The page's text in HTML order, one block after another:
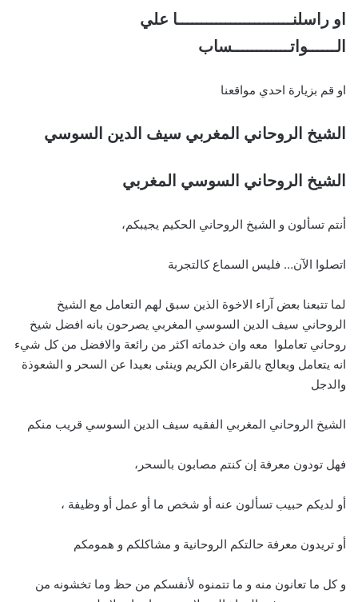
او راسلنــــــــــــــــــــــــا علي
الــــــواتــــــــــــساب
او قم بزيارة احدي مواقعنا
الشيخ الروحاني المغربي سيف الدين السوسي
الشيخ الروحاني السوسي المغربي
أنتم تسألون و الشيخ الروحاني الحكيم يجيبكم،
اتصلوا الآن… فليس السماع كالتجربة
لما تتبعنا بعض آراء الاخوة الذين سبق لهم التعامل مع الشيخ
الروحاني سيف الدين السوسي المغربي يصرحون بانه افضل شيخ
روحاني تعاملوا معه وان خدماته اكثر من رائعة والافضل من كل شيء
انه يتعامل ويعالج بالقرءان الكريم وينئى بعيدا عن السحر و الشعوذة
والدجل
الشيخ الروحاني المغربي الفقيه سيف الدين السوسي قريب منكم
فهل تودون معرفة إن كنتم مصابون بالسحر،
أو لديكم حبيب تسألون عنه أو شخص ما أو عمل أو وظيفة ،
أو تريدون معرفة حالتكم الروحانية و مشاكلكم و همومكم
و كل ما تعانون منه و ما تتمنوه لأنفسكم من حظ وما تخشونه من